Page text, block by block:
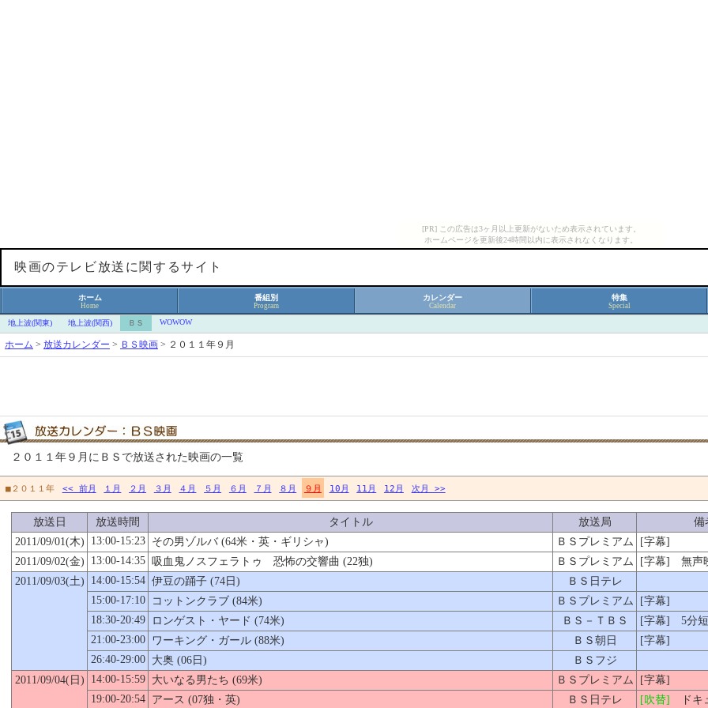
[PR] この広告は3ヶ月以上更新がないため表示されています。
ホームページを更新後24時間以内に表示されなくなります。
映画のテレビ放送に関するサイト
ホーム
Home
番組別
Program
カレンダー
Calendar
特集
Special
地上波(関東) 地上波(関西) ＢＳ WOWOW
ホーム > 放送カレンダー > ＢＳ映画 > ２０１１年９月
２０１１年９月にＢＳで放送された映画の一覧
■２０１１年 << 前月 １月 ２月 ３月 ４月 ５月 ６月 ７月 ８月 ９月 10月 11月 12月 次月 >>
放送日 放送時間 タイトル 放送局 備
2011/09/01(木) 13:00-15:23 その男ゾルバ (64米・英・ギリシャ) ＢＳプレミアム
[字幕]
2011/09/02(金)
13:00-14:35 吸血鬼ノスフェラトゥ 恐怖の交響曲 (22独) ＢＳプレミアム
[字幕] 無声
2011/09/03(土)
14:00-15:54 伊豆の踊子 (74日)
ＢＳ日テレ
15:00-17:10
コットンクラブ (84米) ＢＳプレミアム
[字幕]
18:30-20:49
ロンゲスト・ヤード (74米) ＢＳ－ＴＢＳ
[字幕] 5分
21:00-23:00
ワーキング・ガール (88米) ＢＳ朝日
[字幕]
26:40-29:00
大奥 (06日)
ＢＳフジ
2011/09/04(日)
14:00-15:59 大いなる男たち (69米) ＢＳプレミアム
[字幕]
19:00-20:54
アース (07独・英) ＢＳ日テレ [吹替] ドキ